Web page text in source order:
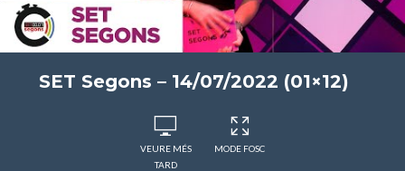
SET Segons – 14/07/2022 (01×12)
VEURE MÉS
TARD
MODE FOSC